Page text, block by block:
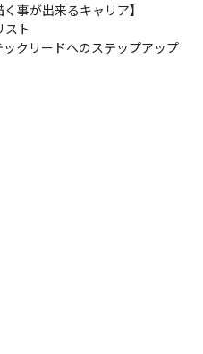
事が出来るキャリア】
スト
クリードへのステップアップ